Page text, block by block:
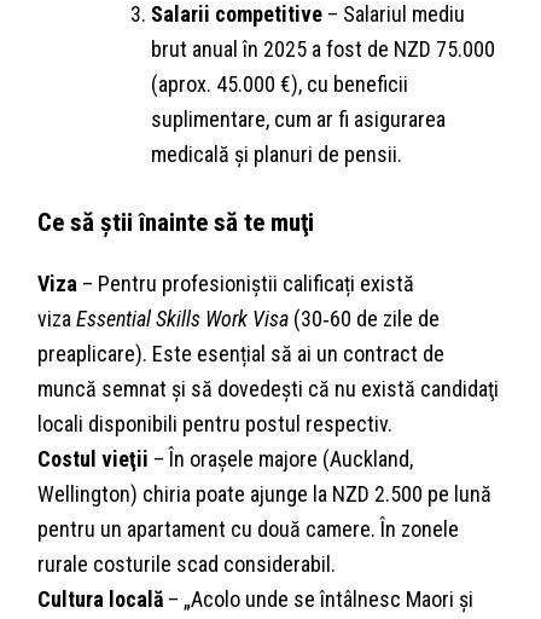
Salarii competitive – Salariul mediu
brut anual în 2025 a fost de NZD 75.000
(aprox. 45.000 €), cu beneficii
suplimentare, cum ar fi asigurarea
medicală și planuri de pensii.
Ce să știi înainte să te muţi
Viza – Pentru profesioniștii calificați există
vizaEssential Skills Work Visa (30‑60 de zile de
preaplicare). Este esențial să ai un contract de
muncă semnat și să dovedeşti că nu există candidaţi
locali disponibili pentru postul respectiv.
Costul vieţii – În orașele majore (Auckland,
Wellington) chiria poate ajunge la NZD 2.500 pe lună
pentru un apartament cu două camere. În zonele
rurale costurile scad considerabil.
Cultura locală – „Acolo unde se întâlnesc Maori și